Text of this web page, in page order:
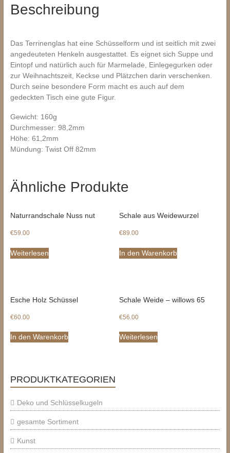
Beschreibung
Das Terrinenglas hat eine Schüsselform und ist seitlich mit zwei
angedeuteten Henkeln ausgestattet. Es eignet sich Suppe und
Eintopf und natürlich auch für Marmelade, Einlegegurken oder
zur Weihnachtszeit, Keckse und Plätzchen darin verschenken.
Durch seine besondere Form macht es auch auf dem
gedeckten Tisch eine gute Figur.
Gewicht: 160g
Durchmesser: 98,2mm
Höhe: 61,2mm
Mündung: Twist Off 82mm
Ähnliche Produkte
Naturrandschale Nuss nut
€59.00
Weiterlesen
Schale aus Weidewurzel
€89.00
In den Warenkorb
Esche Holz Schüssel
€60.00
In den Warenkorb
Schale Weide – willows 65
€56.00
Weiterlesen
PRODUKTKATEGORIEN
Deko und Schlüsselkugeln
gesamte Sortiment
Kunst